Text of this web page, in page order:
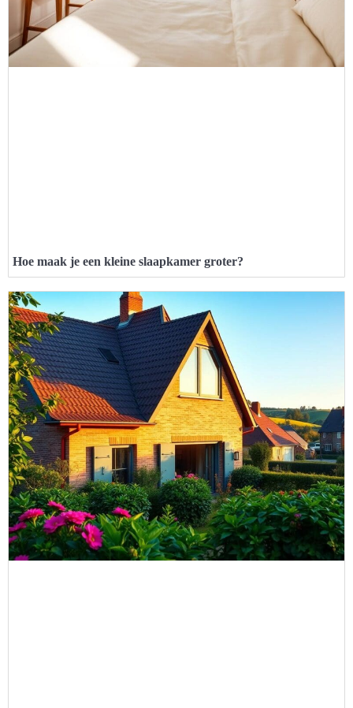
Hoe maak je een kleine slaapkamer groter?